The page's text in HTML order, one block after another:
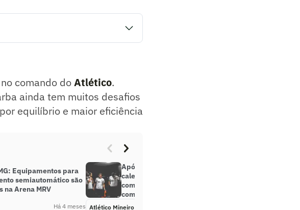
comando doAtlético.
ainda tem muitos desafios
equilíbrio e maior eficiência
Equipamentos para
semiautomático são
na Arena MRV
Há 4 meses
⁠Após ‘respiro’, Atlético-MG terá
calendário apertado por três
competições: confira
compromissos
Atlético Mineiro